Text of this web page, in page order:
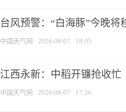
台风预警：“白海豚”今晚将
中国天气网 2026-08-07 18:05
江西永新：中稻开镰抢收忙
中国天气网 2026-08-07 17:26